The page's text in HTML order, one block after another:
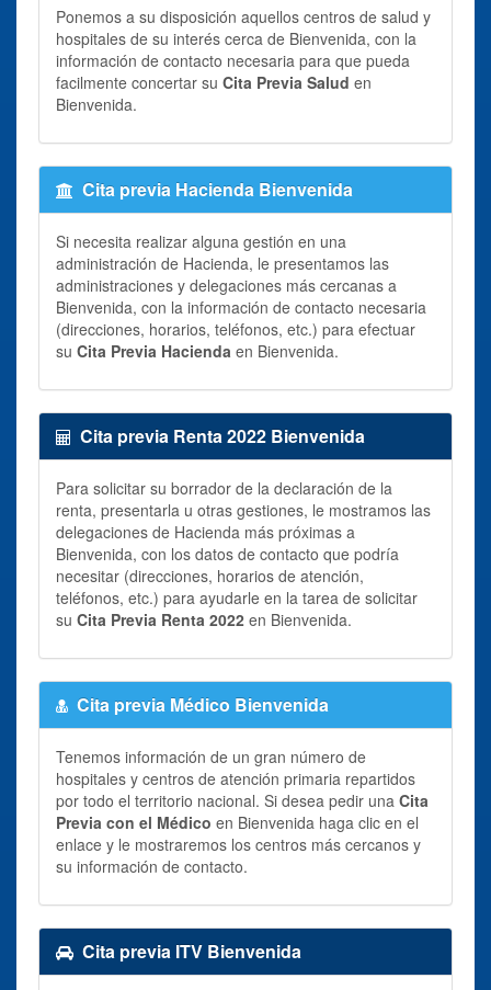
Ponemos a su disposición aquellos centros de salud y
hospitales de su interés cerca de Bienvenida, con la
información de contacto necesaria para que pueda
facilmente concertar su Cita Previa Salud en
Bienvenida.
Cita previa Hacienda Bienvenida
Si necesita realizar alguna gestión en una
administración de Hacienda, le presentamos las
administraciones y delegaciones más cercanas a
Bienvenida, con la información de contacto necesaria
(direcciones, horarios, teléfonos, etc.) para efectuar
su Cita Previa Hacienda en Bienvenida.
Cita previa Renta 2022 Bienvenida
Para solicitar su borrador de la declaración de la
renta, presentarla u otras gestiones, le mostramos las
delegaciones de Hacienda más próximas a
Bienvenida, con los datos de contacto que podría
necesitar (direcciones, horarios de atención,
teléfonos, etc.) para ayudarle en la tarea de solicitar
su Cita Previa Renta 2022 en Bienvenida.
Cita previa Médico Bienvenida
Tenemos información de un gran número de
hospitales y centros de atención primaria repartidos
por todo el territorio nacional. Si desea pedir una Cita
Previa con el Médico en Bienvenida haga clic en el
enlace y le mostraremos los centros más cercanos y
su información de contacto.
Cita previa ITV Bienvenida